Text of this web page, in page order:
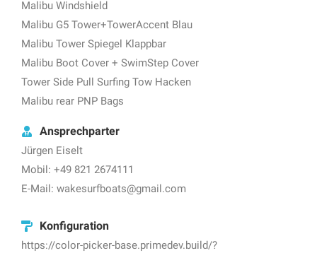
Malibu Windshield
Malibu G5 Tower+TowerAccent Blau
Malibu Tower Spiegel Klappbar
Malibu Boot Cover + SwimStep Cover
Tower Side Pull Surfing Tow Hacken
Malibu rear PNP Bags
Ansprechparter
Jürgen Eiselt
Mobil: +49 821 2674111
E-Mail: wakesurfboats@gmail.com
Konfiguration
https://color-picker-base.primedev.build/?